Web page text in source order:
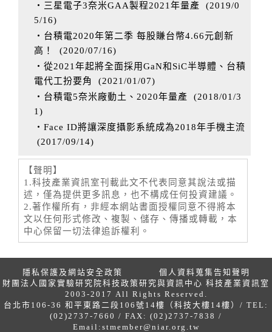
‧三星電子3奈米GAA製程2021年量產 (2019/0
5/16)
‧台積電2020年第二季 每股賺台幣4.66元創新
高！
(2020/07/16)
‧從2021年起將全面採用GaN和SiC半導體、台積
電代工扮要角
(2021/01/07)
‧台積電5奈米廠動土、2020年量產 (2018/01/3
1)
‧Face ID將讓深度攝影系統成為2018年手機主流
(2017/09/14)
【聲明】
1.科技產業資訊室刊載此文不代表同意其說法或描
述，僅為提供更多訊息，也不構成任何投資建議。
2.著作權所有，非經本網站書面授權同意不得將本
文以任何形式修改、複製、儲存、傳播或轉載，本
中心保留一切法律追訴權利。
隱私保護及網站安全政策
個人資料蒐集告知聲明
財團法人國家實驗研究院科技政策研究與資訊中心 科技產業資訊室
2003-2017 All Rights Reserved.
台北市106-36 和平東路二段106號14樓（科技大樓14樓）/ TEL:
(02)2737-7660 / FAX: (02)2737-7838 /
Email: stmember@niar.org.tw